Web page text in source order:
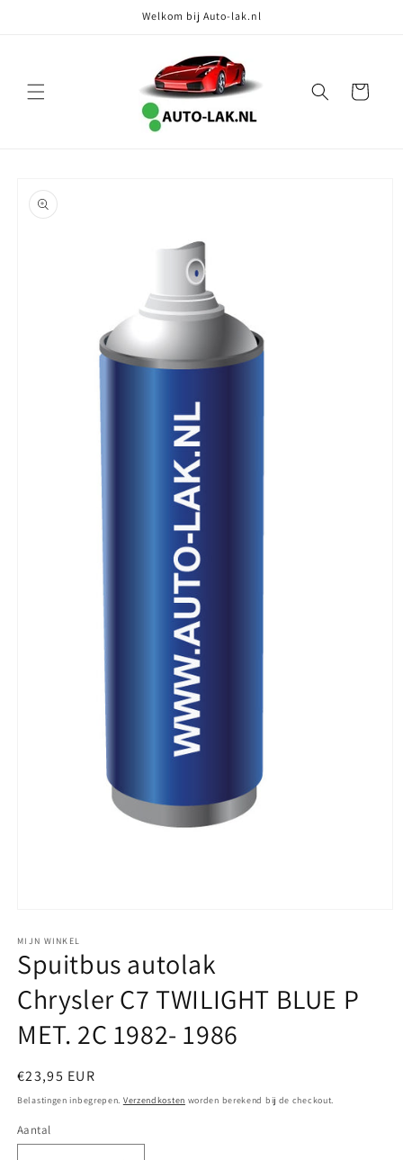
Welkom bij Auto-lak.nl
Winkelwagen
openen
in
modaal
MIJN WINKEL
Spuitbus autolak
Chrysler C7 TWILIGHT BLUE P
MET. 2C 1982- 1986
Normale
prijs
€23,95 EUR
Belastingen inbegrepen. Verzendkosten worden berekend bij de checkout.
Aantal